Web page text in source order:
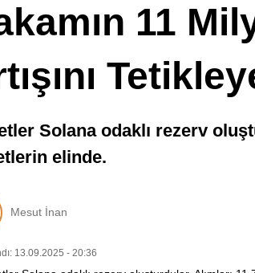
11
Solana odaklı rezerv
elinde.
Mesut İnan
13.09.2025 - 20:36